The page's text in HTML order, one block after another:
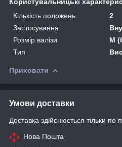
Кількість положень
2
Застосування
Розмір валізи
M
Тип
Приховати
Умови доставки
Доставка здійснюється тільки по
Нова Пошта